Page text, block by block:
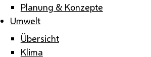
Planung & Konzepte
Umwelt
Übersicht
Klima